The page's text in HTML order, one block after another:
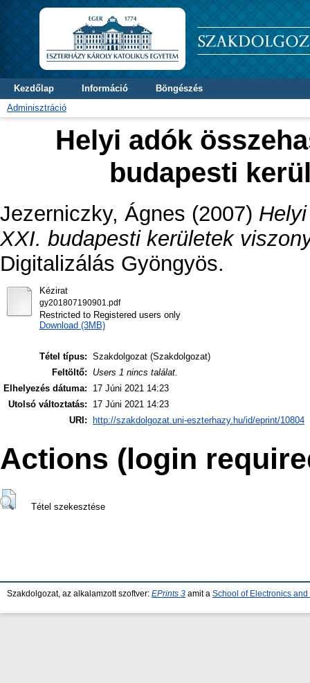
Kezdőlap Információ
Böngészés
Adminisztráció
Helyi adók
budapesti
Jezerniczky, Ágnes (2007)
XXI. budapesti kerületek
Digitalizálás Gyöngyös.
Kézirat
gy201807190901.pdf
Restricted to Registered users only
Download (3MB)
Tétel típus: Szakdolgozat (Szakdolgozat)
Feltöltő:
Users 1 nincs találat.
Elhelyezés dátuma:
17 Júni 2021 14:23
Utolsó változtatás:
17 Júni 2021 14:23
URI:
http://szakdolgozat.uni-eszterhazy.hu/id/eprint/10804
Actions (login
Tétel szekesztése
Szakdolgozat, az alkalamzott szoftver: EPrints 3 amit a School of Electronics